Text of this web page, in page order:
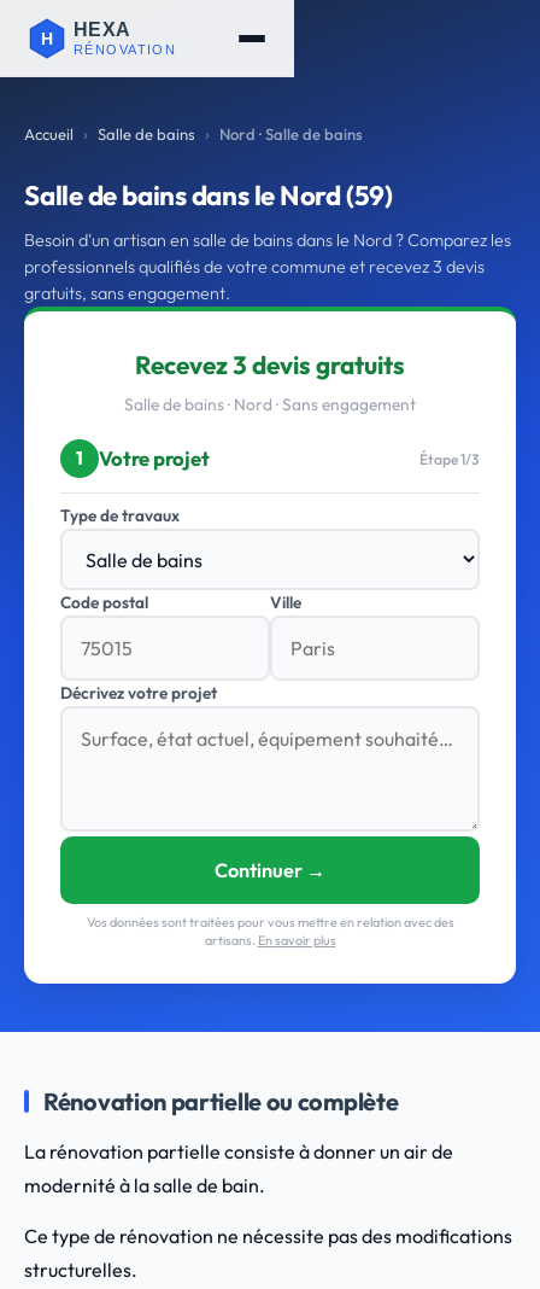
Accueil Salle de bains Nord · Salle de bains
Salle de bains dans le Nord (59)
Besoin d'un artisan en salle de bains dans le Nord ? Comparez les
professionnels qualifiés de votre commune et recevez 3 devis
gratuits, sans engagement.
Recevez 3 devis gratuits
Salle de bains · Nord · Sans engagement
1 Votre projet Étape 1/3
Type de travaux
Code postal Ville
Décrivez votre projet
Continuer →
Vos données sont traitées pour vous mettre en relation avec des
artisans. En savoir plus
Rénovation partielle ou complète
La rénovation partielle consiste à donner un air de
modernité à la salle de bain.
Ce type de rénovation ne nécessite pas des modifications
structurelles.